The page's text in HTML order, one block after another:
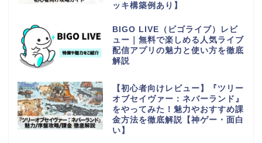
ッキ構築例あり】
BIGO LIVE（ビゴライブ）レビ
ュー｜無料で楽しめる人気ライブ
配信アプリの魅力と使い方を徹底
解説
【初心者向けレビュー】『ツリー
オブセイヴァー：ネバーランド』
をやってみた！魅力やおすすめ課
金方法を徹底解説【神ゲー・面白
い】